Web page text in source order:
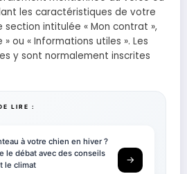
les caractéristiques de votre
section intitulée « Mon contrat »,
ou « Informations utiles ». Les
y sont normalement inscrites
LIRE :
à votre chien en hiver ?
le débat avec des conseils
le climat
→